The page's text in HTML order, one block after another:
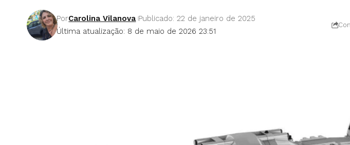
Última atualização: 8 de maio de 2026 23:51
PorCarolina Vilanova Publicado: 22 de janeiro de 2025